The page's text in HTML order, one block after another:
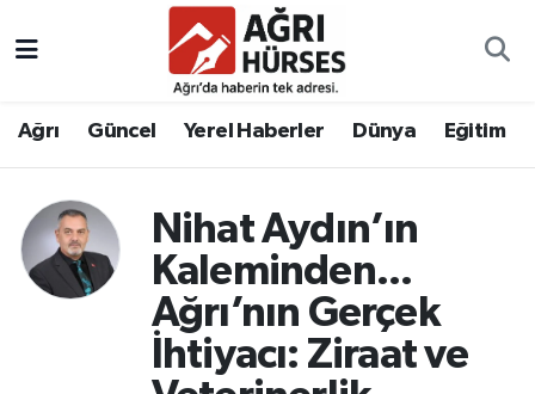
Ağrı Güncel Yerel Haberler Dünya Eğitim
Nihat Aydın’ın
Kaleminden...
Ağrı’nın Gerçek
İhtiyacı: Ziraat ve
Hava Durumu
Süper Lig Puan Durumu ve Fikstür
Tüm Manşetler
Son Dakika Haberleri